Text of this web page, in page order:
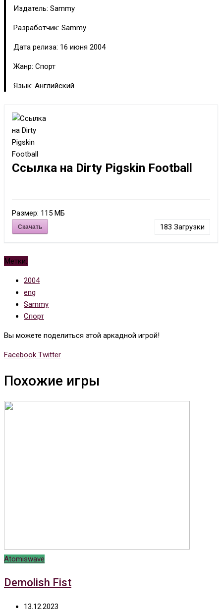
Издатель: Sammy
Разработчик: Sammy
Дата релиза: 16 июня 2004
Жанр: Спорт
Язык: Английский
Ссылка на Dirty Pigskin Football
Размер: 115 МБ
Скачать
183 Загрузки
Метки:
2004
eng
Sammy
Спорт
Вы можете поделиться этой аркадной игрой!
Facebook TwitterWhatsapp
Tumblr
Pinterest
Reddit
Share
Email
Print
Похожие игры
Atomiswave
Demolish Fist
13.12.2023